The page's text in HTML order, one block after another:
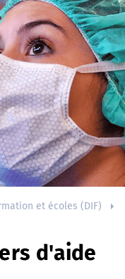
et écoles (DIF)
d'aide